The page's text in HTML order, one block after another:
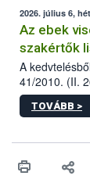
2026. július 6,
Az ebek
szakértők
A
41/2010. (II.
sérülés,
hatósági
vonni az
TOVÁBB >